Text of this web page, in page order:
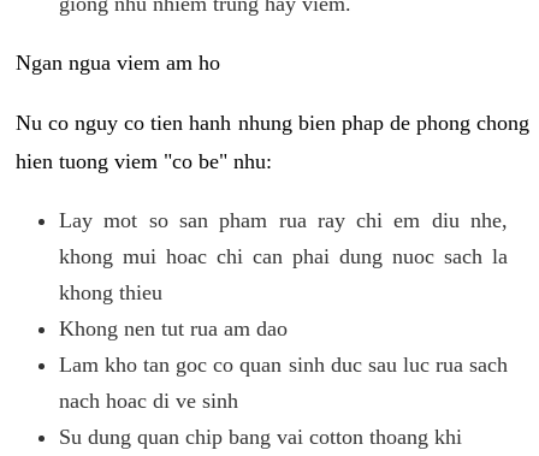
Ngan ngua viem am ho
Nu co nguy co tien hanh nhung bien phap de phong chong
hien tuong viem "co be" nhu:
Lay mot so san pham rua ray chi em diu nhe,
khong mui hoac chi can phai dung nuoc sach la
khong thieu
Khong nen tut rua am dao
Lam kho tan goc co quan sinh duc sau luc rua sach
nach hoac di ve sinh
Su dung quan chip bang vai cotton thoang khi